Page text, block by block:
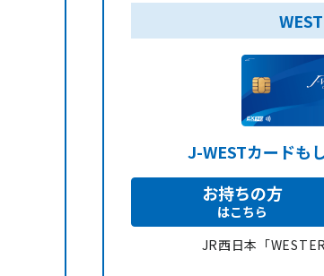
J-WESTカードも
お持ちの方
はこちら
JR西日本「